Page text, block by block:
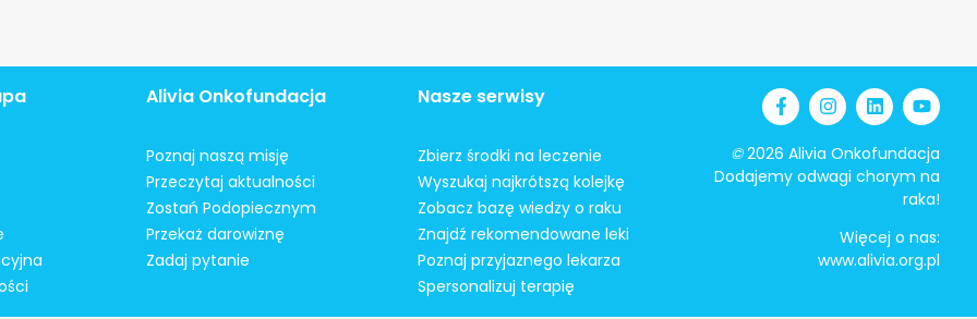
Alivia Onkofundacja
Poznaj naszą misję
Przeczytaj aktualności
Zostań Podopiecznym
Przekaż darowiznę
Zadaj pytanie
Nasze serwisy
Zbierz środki na leczenie
Wyszukaj najkrótszą kolejkę
Zobacz bazę wiedzy o raku
Znajdź rekomendowane leki
Poznaj przyjaznego lekarza
Spersonalizuj terapię
©2026 Alivia Onkofundacja
Dodajemy odwagi chorym na
raka!
Więcej o nas:
www.alivia.org.pl